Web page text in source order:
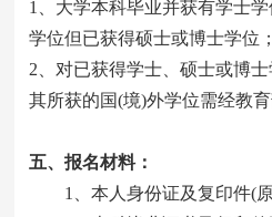
1、大学本科毕业并获有学士
学位但已获得硕士或博士学位；
2、对已获得学士、硕士或博
其所获的国(境)外学位需经教
五、报名材料：
1、本人身份证及复印件(原